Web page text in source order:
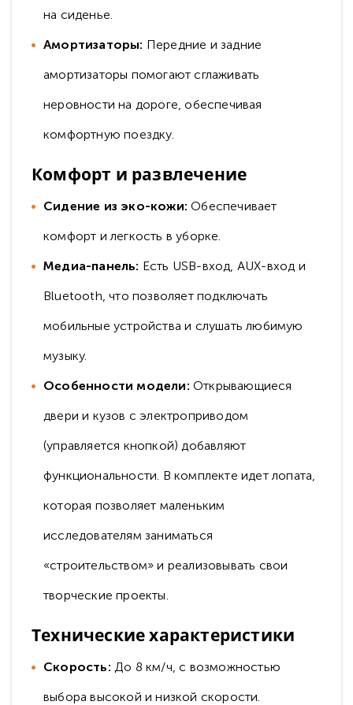
на сиденье.
Амортизаторы: Передние и задние
амортизаторы помогают сглаживать
неровности на дороге, обеспечивая
комфортную поездку.
Комфорт и развлечение
Сидение из эко-кожи:Обеспечивает
комфорт и легкость в уборке.
Медиа-панель: Есть USB-вход, AUX-вход и
Bluetooth, что позволяет подключать
мобильные устройства и слушать любимую
музыку.
Особенности модели: Открывающиеся
двери и кузов с электроприводом
(управляется кнопкой) добавляют
функциональности. В комплекте идет лопата,
которая позволяет маленьким
исследователям заниматься
«строительством» и реализовывать свои
творческие проекты.
Технические характеристики
Скорость: До 8 км/ч, с возможностью
выбора высокой и низкой скорости.